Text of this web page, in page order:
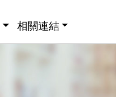
相關連結